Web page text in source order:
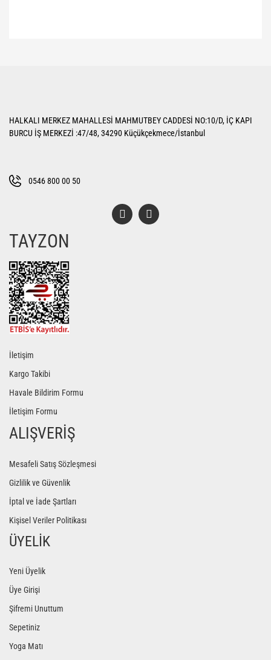
Ürün açıklamasında eksik bilgiler bulunuyor.
Bu ürüne benzer farklı alternatifler olmalı.
HALKALI MERKEZ MAHALLESİ MAHMUTBEY CADDESİ NO:10/D, İÇ KAPI
BURCU İŞ MERKEZİ :47/48, 34290 Küçükçekmece/İstanbul
0546 800 00 50
TAYZON
İletişim
Kargo Takibi
Havale Bildirim Formu
İletişim Formu
ALIŞVERİŞ
Mesafeli Satış Sözleşmesi
Gizlilik ve Güvenlik
İptal ve İade Şartları
Kişisel Veriler Politikası
ÜYELİK
Yeni Üyelik
Üye Girişi
Şifremi Unuttum
Sepetiniz
Yoga Matı